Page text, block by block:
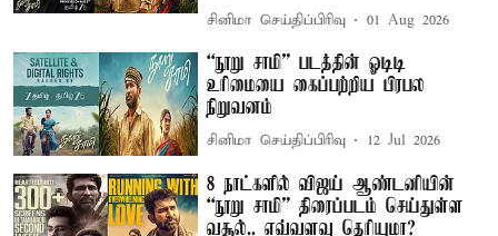
சினிமா செய்திப்பிரிவு 01 Aug 2026
“நூறு சாமி” படத்தின் ஓடிடி
உரிமையை கைப்பற்றிய பிரபல
நிறுவனம்
சினிமா செய்திப்பிரிவு 12 Jul 2026
8 நாட்களில் விஜய் ஆண்டனியின்
“நூறு சாமி” திரைப்படம் செய்துள்ள
வசூல்.. எவ்வளவு தெரியுமா?